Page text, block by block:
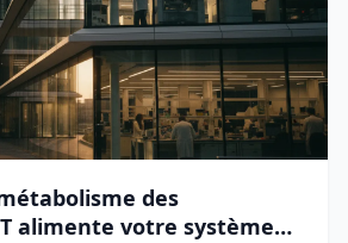
des
alimente votre système